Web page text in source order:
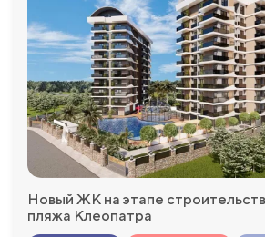
Новый ЖК на этапе
пляжа Клеопатра